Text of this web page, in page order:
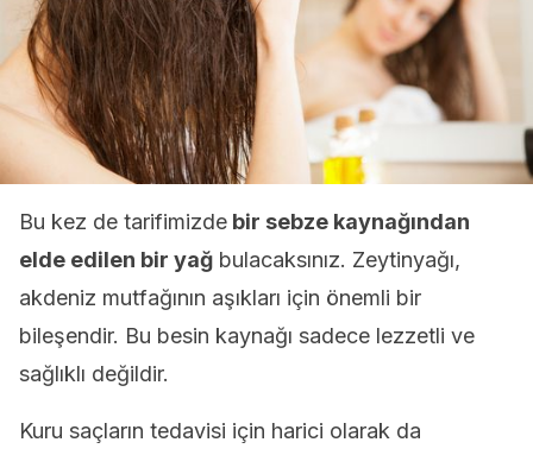
Bu kez de tarifimizde bir sebze kaynağından
elde edilen bir yağ bulacaksınız. Zeytinyağı,
akdeniz mutfağının aşıkları için önemli bir
bileşendir. Bu besin kaynağı sadece lezzetli ve
sağlıklı değildir.
Kuru saçların tedavisi için harici olarak da